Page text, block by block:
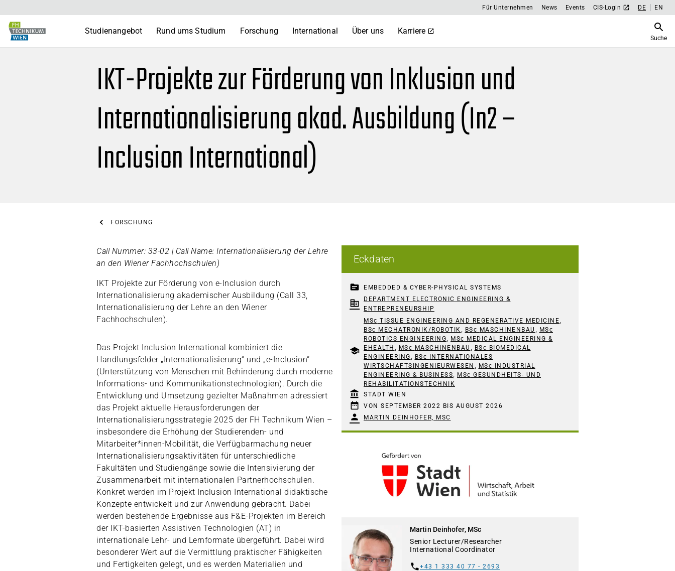
Für Unternehmen News Events CIS-Login DE EN
Studienangebot Rund ums Studium Forschung International Über uns Karriere
Suche
IKT-Projekte zur Förderung von Inklusion und
Internationalisierung akad. Ausbildung (In2 –
Inclusion International)
FORSCHUNG
Call Nummer: 33-02 | Call Name: Internationalisierung der Lehre
an den Wiener Fachhochschulen)
IKT Projekte zur Förderung von e-Inclusion durch
Internationalisierung akademischer Ausbildung (Call 33,
Internationalisierung der Lehre an den Wiener
Fachhochschulen).
Das Projekt Inclusion International kombiniert die
Handlungsfelder „Internationalisierung“ und „e-Inclusion“
(Unterstützung von Menschen mit Behinderung durch moderne
Informations- und Kommunikationstechnologien). Durch die
Entwicklung und Umsetzung gezielter Maßnahmen adressiert
das Projekt aktuelle Herausforderungen der
Internationalisierungsstrategie 2025 der FH Technikum Wien –
insbesondere die Erhöhung der Studierenden- und
Mitarbeiter*innen-Mobilität, die Verfügbarmachung neuer
Internationalisierungsaktivitäten für unterschiedliche
Fakultäten und Studiengänge sowie die Intensivierung der
Zusammenarbeit mit internationalen Partnerhochschulen.
Konkret werden im Projekt Inclusion International didaktische
Konzepte entwickelt und zur Anwendung gebracht. Dabei
werden bestehende Ergebnisse aus F&E-Projekten im Bereich
der IKT-basierten Assistiven Technologien (AT) in
internationale Lehr- und Lernformate übergeführt. Dabei wird
besonderer Wert auf die Vermittlung praktischer Fähigkeiten
und Fertigkeiten gelegt, und es werden Materialien und
Eckdaten
topic EMBEDDED & CYBER-PHYSICAL SYSTEMS
corporate_fare
DEPARTMENT ELECTRONIC ENGINEERING &
ENTREPRENEURSHIP
school
MSc TISSUE ENGINEERING AND REGENERATIVE MEDICINE,
BSc MECHATRONIK/ROBOTIK , BSc MASCHINENBAU , MSc
ROBOTICS ENGINEERING, MSc MEDICAL ENGINEERING &
EHEALTH , MSc MASCHINENBAU , BSc BIOMEDICAL
ENGINEERING , BSc
INTERNATIONALES
WIRTSCHAFTSINGENIEURWESEN , MSc
INDUSTRIAL
ENGINEERING & BUSINESS, MSc GESUNDHEITS- UND
REHABILITATIONSTECHNIK
account_balance STADT WIEN
date_range VON SEPTEMBER 2022 BIS AUGUST 2026
person MARTIN DEINHOFER, MSC
Martin Deinhofer, MSc
Senior Lecturer/Researcher
International Coordinator
+43 1 333 40 77 - 2693